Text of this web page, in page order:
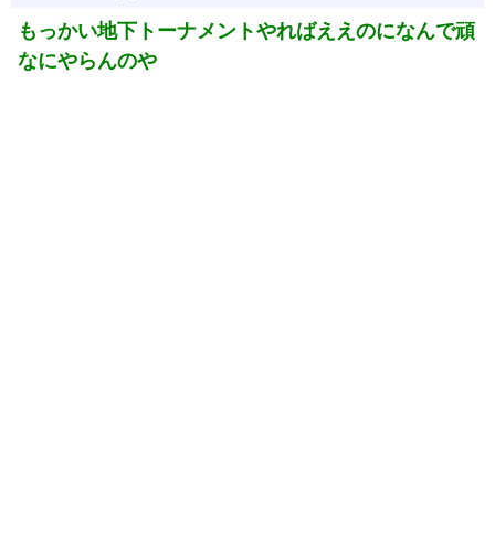
もっかい地下トーナメントやればええのになんで頑
なにやらんのや